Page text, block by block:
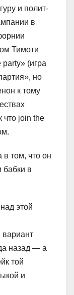
и полит-
в
Тимоти
(игра
но
к тому
что join the
том, что он
бабки в
этой
вариант
назад — а
той
и